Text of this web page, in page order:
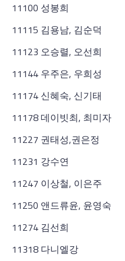
11100 성봉희
11115 김용남, 김순덕
11123 오승렬, 오선희
11144 우주은, 우희성
11174 신혜숙, 신기태
11178 데이빗최, 최미자
11227 권태성,권은정
11231 강수연
11247 이상철, 이은주
11250 앤드류윤, 윤영숙
11274 김선희
11318 다니엘강